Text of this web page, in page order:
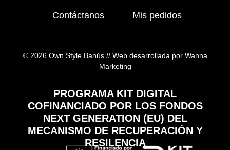
Contáctanos Mis pedidos
© 2026 Own Style Banús // Web desarrollada por Wanna
Marketing
PROGRAMA KIT DIGITAL
COFINANCIADO POR LOS FONDOS
NEXT GENERATION (EU) DEL
MECANISMO DE RECUPERACIÓN Y
RESILENCIA​